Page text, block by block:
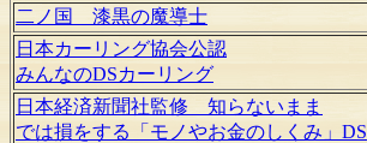
二ノ国 漆黒の魔導士
日本カーリング協会公認
みんなのDSカーリング
日本経済新聞社監修 知らないまま
では損をする「モノやお金のしくみ」DS